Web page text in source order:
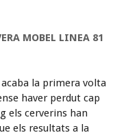
MOBEL LINEA 81
la primera volta
haver perdut cap
els cerverins han
els resultats a la